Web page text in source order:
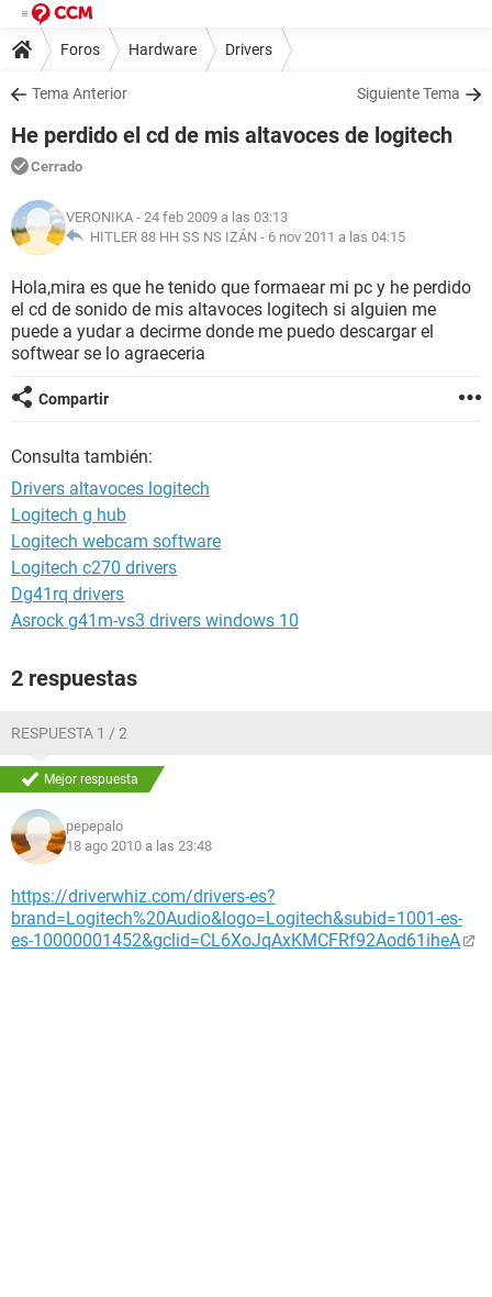
Foros Hardware Drivers
Tema Anterior Siguiente Tema
He perdido el cd de mis altavoces de logitech
Cerrado
VERONIKA - 24 feb 2009 a las 03:13
HITLER 88 HH SS NS IZÁN - 6 nov 2011 a las 04:15
Hola,mira es que he tenido que formaear mi pc y he perdido
el cd de sonido de mis altavoces logitech si alguien me
puede a yudar a decirme donde me puedo descargar el
softwear se lo agraeceria
Compartir
Consulta también:
Drivers altavoces logitech
Logitech g hub
Logitech webcam software
Logitech c270 drivers
Dg41rq drivers
Asrock g41m-vs3 drivers windows 10
2 respuestas
RESPUESTA 1 / 2
Mejor respuesta
pepepalo
18 ago 2010 a las 23:48
https://driverwhiz.com/drivers-es?
brand=Logitech%20Audio&logo=Logitech&subid=1001-es-
es-10000001452&gclid=CL6XoJqAxKMCFRf92Aod61iheA